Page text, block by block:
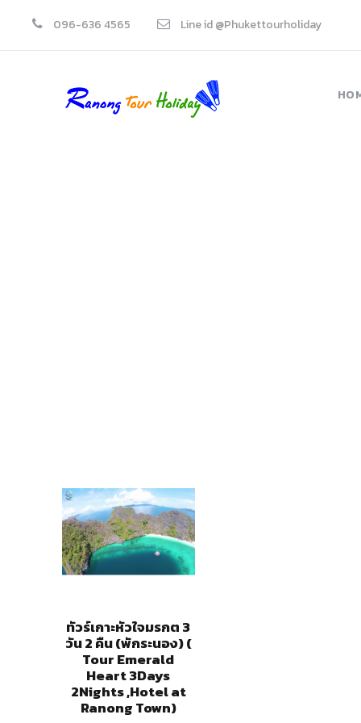
096-636 4565 Line id @Phukettourholiday
ทัวร์เกาะหัวใจมรกต 3
วัน 2 คืน (พักระนอง) (
Tour Emerald
Heart 3Days
2Nights ,Hotel at
Ranong Town)